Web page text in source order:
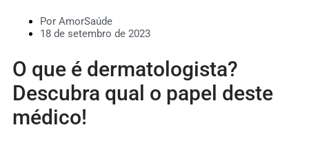
Por AmorSaúde
18 de setembro de 2023
O que é dermatologista?
Descubra qual o papel deste
médico!